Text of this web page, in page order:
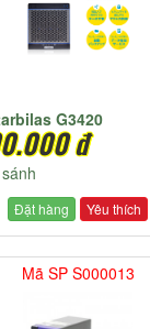
đ
G3420
Đặt hàng Yêu thích
Mã SP S000013